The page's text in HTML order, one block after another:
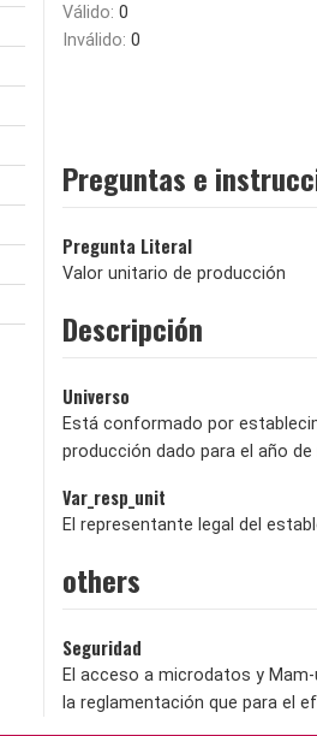
Válido: 0
Inválido: 0
Preguntas e
Pregunta Literal
Valor unitario de producción
Descripción
Universo
Está conformado por
producción dado para el año
Var_resp_unit
El representante legal del
others
Seguridad
El acceso a microdatos y
la reglamentación que para el